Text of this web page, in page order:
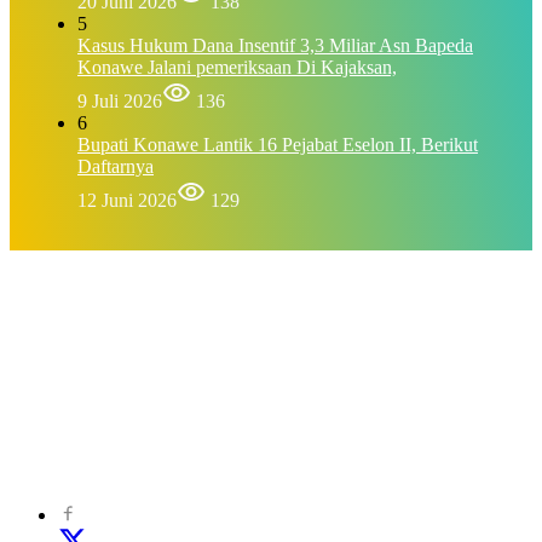
5
Kasus Hukum Dana Insentif 3,3 Miliar Asn Bapeda
Konawe Jalani pemeriksaan Di Kajaksan,
9 Juli 2026
136
6
Bupati Konawe Lantik 16 Pejabat Eselon II, Berikut
Daftarnya
12 Juni 2026
129